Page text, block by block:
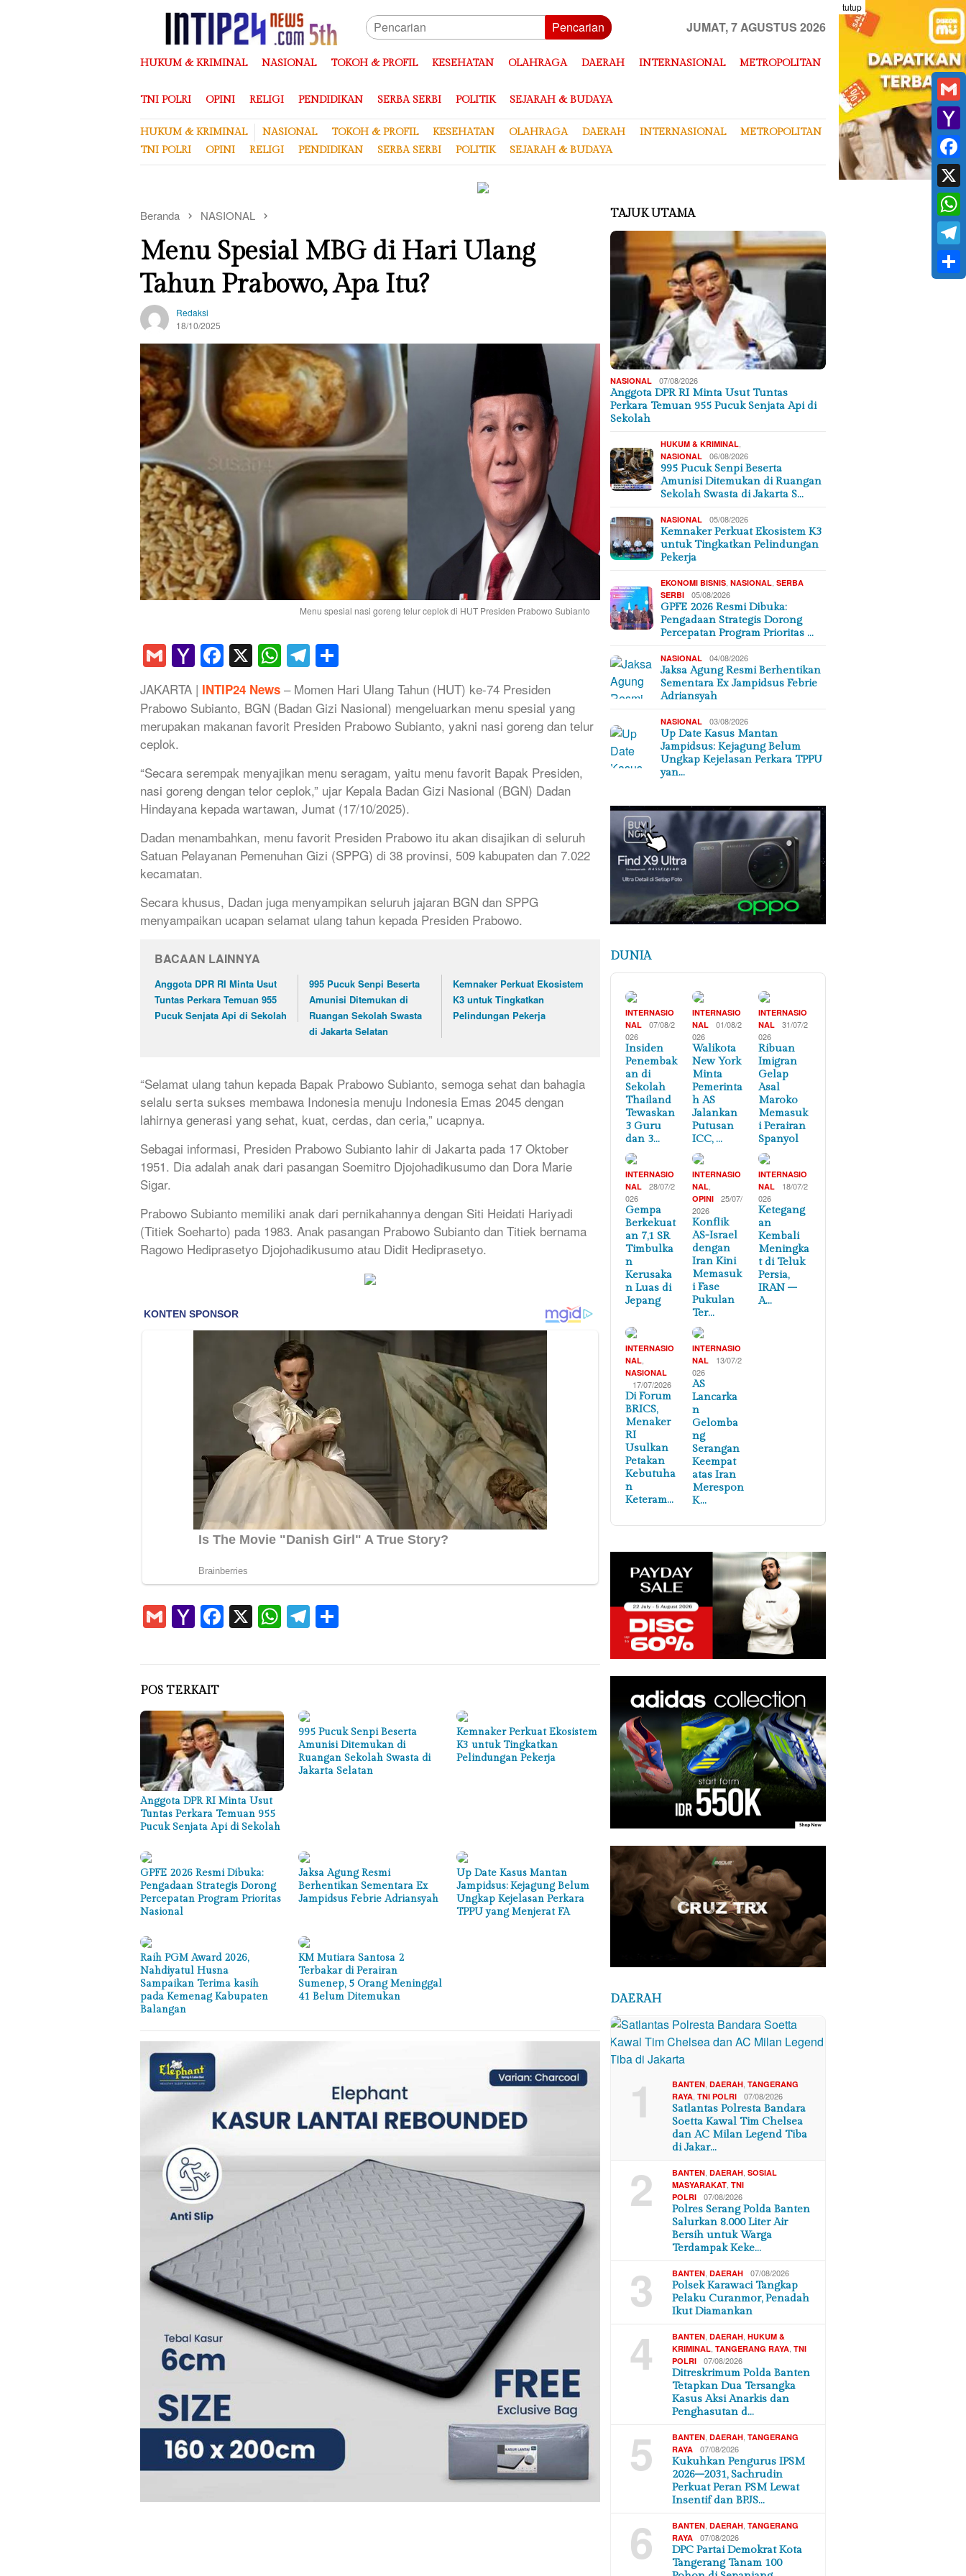
tutup
Pencarian JUMAT, 7 AGUSTUS 2026
HUKUM & KRIMINAL NASIONAL TOKOH & PROFIL KESEHATAN OLAHRAGA DAERAH INTERNASIONAL METROPOLITAN
TNI POLRI OPINI RELIGI PENDIDIKAN SERBA SERBI POLITIK SEJARAH & BUDAYA
HUKUM & KRIMINAL NASIONAL TOKOH & PROFIL KESEHATAN OLAHRAGA DAERAH INTERNASIONAL
METROPOLITAN
TNI POLRI
OPINI RELIGI PENDIDIKAN SERBA SERBI POLITIK SEJARAH & BUDAYA
Beranda NASIONAL
Menu Spesial MBG di Hari Ulang
Tahun Prabowo, Apa Itu?
Redaksi
18/10/2025
Menu spesial nasi goreng telur ceplok di HUT Presiden Prabowo Subianto
GmailYahoo
Mail
Facebook
X WhatsApp
Telegram
JAKARTA | INTIP24 News – Momen Hari Ulang Tahun (HUT) ke-74 Presiden
Prabowo Subianto, BGN (Badan Gizi Nasional) mengeluarkan menu spesial yang
merupakan makanan favorit Presiden Prabowo Subianto, yakni nasi goreng dan telur
ceplok.
“Secara serempak menyajikan menu seragam, yaitu menu favorit Bapak Presiden,
nasi goreng dengan telor ceplok,” ujar Kepala Badan Gizi Nasional (BGN) Dadan
Hindayana kepada wartawan, Jumat (17/10/2025).
Dadan menambahkan, menu favorit Presiden Prabowo itu akan disajikan di seluruh
Satuan Pelayanan Pemenuhan Gizi (SPPG) di 38 provinsi, 509 kabupaten dan 7.022
kecamatan.
Secara khusus, Dadan juga menyampikan seluruh jajaran BGN dan SPPG
menyampaikan ucapan selamat ulang tahun kepada Presiden Prabowo.
BACAAN LAINNYA
Anggota DPR RI Minta Usut
Tuntas Perkara Temuan 955
Pucuk Senjata Api di Sekolah
995 Pucuk Senpi Beserta
Amunisi Ditemukan di
Ruangan Sekolah Swasta
di Jakarta Selatan
Kemnaker Perkuat Ekosistem
K3 untuk Tingkatkan
Pelindungan Pekerja
“Selamat ulang tahun kepada Bapak Prabowo Subianto, semoga sehat dan bahagia
selalu serta sukses membawa Indonesia menuju Indonesia Emas 2045 dengan
lahirnya generasi yang sehat, kuat, cerdas, dan ceria,” ucapnya.
Sebagai informasi, Presiden Prabowo Subianto lahir di Jakarta pada 17 Oktober
1951. Dia adalah anak dari pasangan Soemitro Djojohadikusumo dan Dora Marie
Sigar.
Prabowo Subianto memiliki anak dari pernikahannya dengan Siti Heidati Hariyadi
(Titiek Soeharto) pada 1983. Anak pasangan Prabowo Subianto dan Titiek bernama
Ragowo Hediprasetyo Djojohadikusumo atau Didit Hediprasetyo.
GmailYahooFacebook
X WhatsApp
Telegram
POS TERKAIT
Anggota DPR RI Minta Usut
Tuntas Perkara Temuan 955
Pucuk Senjata Api di Sekolah
995 Pucuk Senpi Beserta
Amunisi Ditemukan di
Ruangan Sekolah Swasta di
Jakarta Selatan
Kemnaker Perkuat Ekosistem
K3 untuk Tingkatkan
Pelindungan Pekerja
GPFE 2026 Resmi Dibuka:
Pengadaan Strategis Dorong
Percepatan Program Prioritas
Nasional
Jaksa Agung Resmi
Berhentikan Sementara Ex
Jampidsus Febrie Adriansyah
Up Date Kasus Mantan
Jampidsus: Kejagung Belum
Ungkap Kejelasan Perkara
TPPU yang Menjerat FA
Raih PGM Award 2026,
Nahdiyatul Husna
Sampaikan Terima kasih
pada Kemenag Kabupaten
Balangan
KM Mutiara Santosa 2
Terbakar di Perairan
Sumenep, 5 Orang Meninggal
41 Belum Ditemukan
TAJUK UTAMA
NASIONAL 07/08/2026
Anggota DPR RI Minta Usut Tuntas
Perkara Temuan 955 Pucuk Senjata Api di
Sekolah
HUKUM & KRIMINAL
NASIONAL 06/08/2026
995 Pucuk Senpi Beserta
Amunisi Ditemukan di Ruangan
Sekolah Swasta di Jakarta S…
NASIONAL 05/08/2026
Kemnaker Perkuat Ekosistem K3
untuk Tingkatkan Pelindungan
Pekerja
EKONOMI BISNIS ,NASIONAL ,SERBA
SERBI
05/08/2026
GPFE 2026 Resmi Dibuka:
Pengadaan Strategis Dorong
Percepatan Program Prioritas …
NASIONAL 04/08/2026
Jaksa Agung Resmi Berhentikan
Sementara Ex Jampidsus Febrie
Adriansyah
NASIONAL 03/08/2026
Up Date Kasus Mantan
Jampidsus: Kejagung Belum
Ungkap Kejelasan Perkara TPPU
yan…
DUNIA
INTERNASIO
NAL
07/08/2
026
Insiden
Penembak
an di
Sekolah
Thailand
Tewaskan
3 Guru
dan 3…
INTERNASIO
NAL
01/08/2
026
Walikota
New York
Minta
Pemerinta
h AS
Jalankan
Putusan
ICC, …
INTERNASIO
NAL
31/07/2
026
Ribuan
Imigran
Gelap
Asal
Maroko
Memasuk
i Perairan
Spanyol
INTERNASIO
NAL
28/07/2
026
Gempa
Berkekuat
an 7,1 SR
Timbulka
n
Kerusaka
n Luas di
Jepang
INTERNASIO
NAL,
OPINI
25/07/
2026
Konflik
AS-Israel
dengan
Iran Kini
Memasuk
i Fase
Pukulan
Ter…
INTERNASIO
NAL
18/07/2
026
Ketegang
an
Kembali
Meningka
t di Teluk
Persia,
IRAN –
A…
INTERNASIO
NAL
NASIONAL
17/07/2026
Di Forum
BRICS,
Menaker
RI
Usulkan
Petakan
Kebutuha
n
Keteram…
INTERNASIO
NAL
13/07/2
026
AS
Lancarka
n
Gelomba
ng
Serangan
Keempat
atas Iran
Merespon
K…
DAERAH
1 BANTEN ,DAERAH ,TANGERANG
RAYA ,TNI POLRI 07/08/2026
Satlantas Polresta Bandara
Soetta Kawal Tim Chelsea
dan AC Milan Legend Tiba
di Jakar…
2 BANTEN ,DAERAH ,SOSIAL
MASYARAKAT ,TNI
POLRI
07/08/2026
Polres Serang Polda Banten
Salurkan 8.000 Liter Air
Bersih untuk Warga
Terdampak Keke…
3 BANTEN ,DAERAH 07/08/2026
Polsek Karawaci Tangkap
Pelaku Curanmor, Penadah
Ikut Diamankan
4 BANTEN ,DAERAH ,HUKUM &
KRIMINAL ,TANGERANG RAYA ,TNI
POLRI
07/08/2026
Ditreskrimum Polda Banten
Tetapkan Dua Tersangka
Kasus Aksi Anarkis dan
Penghasutan d…
5 BANTEN ,DAERAH ,TANGERANG
RAYA
07/08/2026
Kukuhkan Pengurus IPSM
2026–2031, Sachrudin
Perkuat Peran PSM Lewat
Insentif dan BPJS…
6 BANTEN ,DAERAH ,TANGERANG
RAYA
07/08/2026
DPC Partai Demokrat Kota
Tangerang Tanam 100
Mail
X